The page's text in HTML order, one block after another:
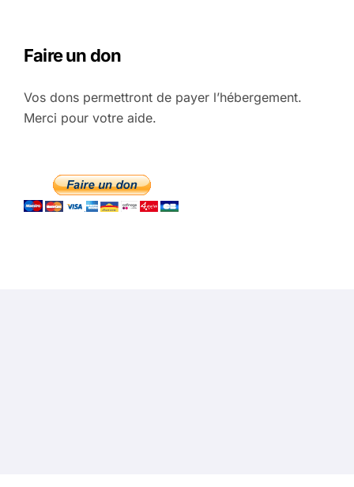
Faire un don
Vos dons permettront de payer l’hébergement.
Merci pour votre aide.